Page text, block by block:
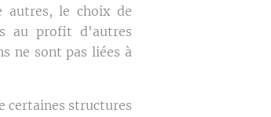
autres, le choix de
au profit d'autres
ne sont pas liées à
certaines structures